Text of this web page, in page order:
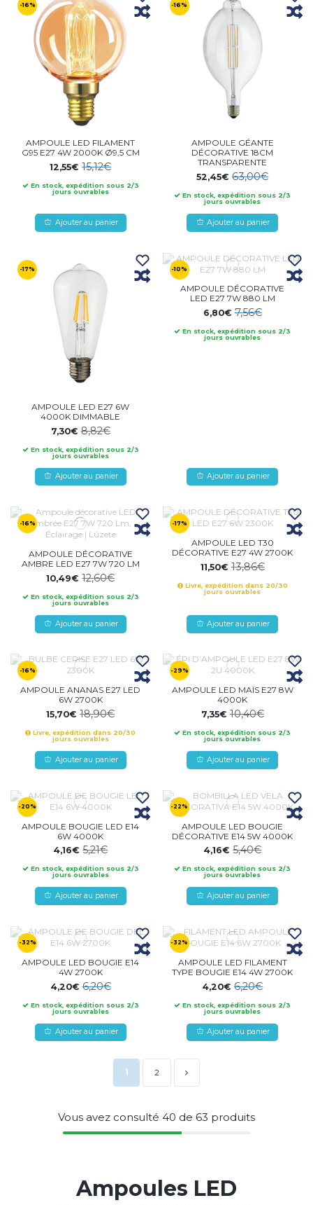
-16%
AMPOULE LED FILAMENT
G95 E27 4W 2000K Ø9,5 CM
12,55€15,12€
En stock, expédition sous 2/3
jours ouvrables
Ajouter au panier
-16%
AMPOULE GÉANTE
DÉCORATIVE 18CM
TRANSPARENTE
52,45€63,00€
En stock, expédition sous 2/3
jours ouvrables
Ajouter au panier
-17%
AMPOULE LED E27 6W
4000K DIMMABLE
7,30€8,82€
En stock, expédition sous 2/3
jours ouvrables
Ajouter au panier
-10%
AMPOULE DÉCORATIVE
LED E27 7W 880 LM
6,80€7,56€
En stock, expédition sous 2/3
jours ouvrables
Ajouter au panier
-16%
AMPOULE DÉCORATIVE
AMBRE LED E27 7W 720 LM
10,49€12,60€
En stock, expédition sous 2/3
jours ouvrables
Ajouter au panier
-17%
AMPOULE LED T30
DÉCORATIVE E27 4W 2700K
11,50€13,86€
Livre, expédition dans 20/30
jours ouvrables
Ajouter au panier
-16%
AMPOULE ANANAS E27 LED
6W 2700K
15,70€18,90€
Livre, expédition dans 20/30
jours ouvrables
Ajouter au panier
-29%
AMPOULE LED MAÏS E27 8W
4000K
7,35€10,40€
En stock, expédition sous 2/3
jours ouvrables
Ajouter au panier
-20%
AMPOULE BOUGIE LED E14
6W 4000K
4,16€5,21€
En stock, expédition sous 2/3
jours ouvrables
Ajouter au panier
-22%
AMPOULE LED BOUGIE
DÉCORATIVE E14 5W 4000K
4,16€5,40€
En stock, expédition sous 2/3
jours ouvrables
Ajouter au panier
-32%
AMPOULE LED BOUGIE E14
4W 2700K
4,20€6,20€
En stock, expédition sous 2/3
jours ouvrables
Ajouter au panier
-32%
AMPOULE LED FILAMENT
TYPE BOUGIE E14 4W 2700K
4,20€6,20€
En stock, expédition sous 2/3
jours ouvrables
Ajouter au panier
1 2
Vous avez consulté 40 de 63 produits
Ampoules LED